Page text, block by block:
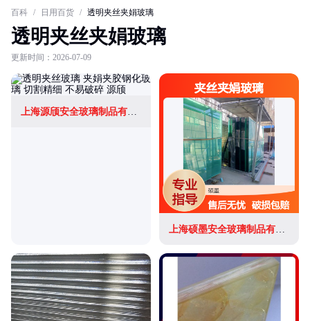
百科 / 日用百货 / 透明夹丝夹娟玻璃
透明夹丝夹娟玻璃
更新时间：2026-07-09
上海源颀安全玻璃制品有限公司
上海硕墨安全玻璃制品有限公司